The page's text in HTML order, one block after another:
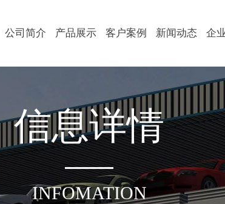
公司简介 产品展示 客户案例 新闻动态 企
信息详情
INFOMATION